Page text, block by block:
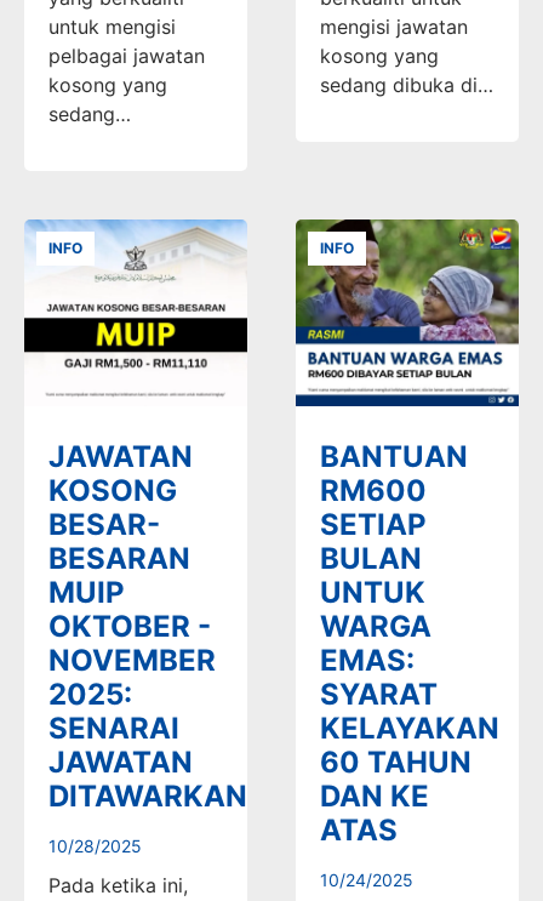
untuk mengisi
pelbagai jawatan
kosong yang
sedang…
mengisi jawatan
kosong yang
sedang dibuka di…
INFO
JAWATAN
KOSONG
BESAR-
BESARAN
MUIP
OKTOBER -
NOVEMBER
2025:
SENARAI
JAWATAN
DITAWARKAN
10/28/2025
Pada ketika ini,
INFO
BANTUAN
RM600
SETIAP
BULAN
UNTUK
WARGA
EMAS:
SYARAT
KELAYAKAN
60 TAHUN
DAN KE
ATAS
10/24/2025